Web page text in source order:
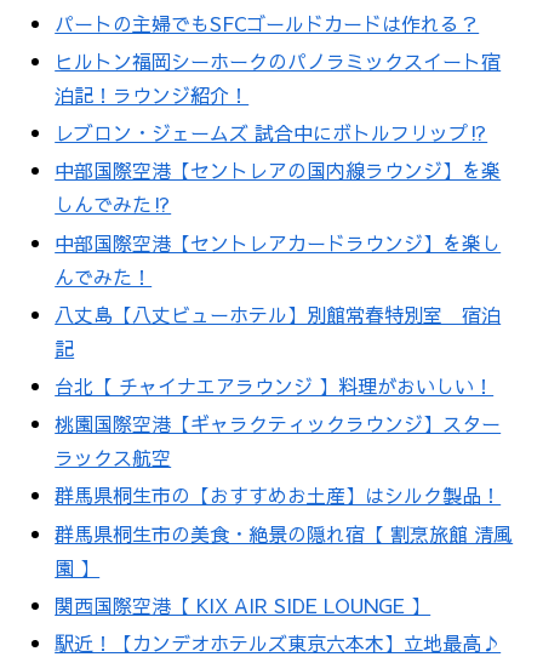
パートの主婦でもSFCゴールドカードは作れる？
ヒルトン福岡シーホークのパノラミックスイート宿
泊記！ラウンジ紹介！
レブロン・ジェームズ 試合中にボトルフリップ⁉︎
中部国際空港【セントレアの国内線ラウンジ】を楽
しんでみた⁉︎
中部国際空港【セントレアカードラウンジ】を楽し
んでみた！
八丈島【八丈ビューホテル】別館常春特別室 宿泊
記
台北【 チャイナエアラウンジ 】料理がおいしい！
桃園国際空港【ギャラクティックラウンジ】スター
ラックス航空
群馬県桐生市の【おすすめお土産】はシルク製品！
群馬県桐生市の美食・絶景の隠れ宿【 割烹旅館 清風
園 】
関西国際空港【 KIX AIR SIDE LOUNGE 】
駅近！【カンデオホテルズ東京六本木】立地最高♪